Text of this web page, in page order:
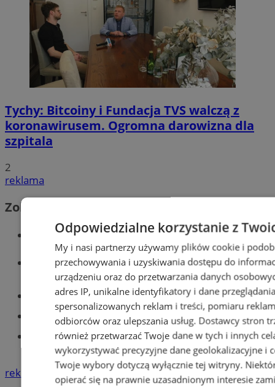
Tychy: Bitcoiny i Fundacja TVS walczą z
koronawirusem. Ogromna darowizna dla
szpitala
2
reklama
Zobacz również
Wiadomości kryminalne w Tychach
Wiadomości lokalne
Części samochodowe do -70%!
Tworzenie stron www - Tychy
Znajdź pracę - codziennie nowe
ogłoszenia
reklama
Odpowiedzialne korzystanie z
My i nasi partnerzy używamy plików cookie i
przechowywania i uzyskiwania dostępu do
urządzeniu oraz do przetwarzania danych
adres IP, unikalne identyfikatory i dane
spersonalizowanych reklam i treści, pomiaru
odbiorców oraz ulepszania usług. Dostawcy stron
również przetwarzać Twoje dane w tych i innych
wykorzystywać precyzyjne dane geolokalizacyjne i
Twoje wybory dotyczą wyłącznie tej witryny.
opierać się na prawnie uzasadnionym interesie